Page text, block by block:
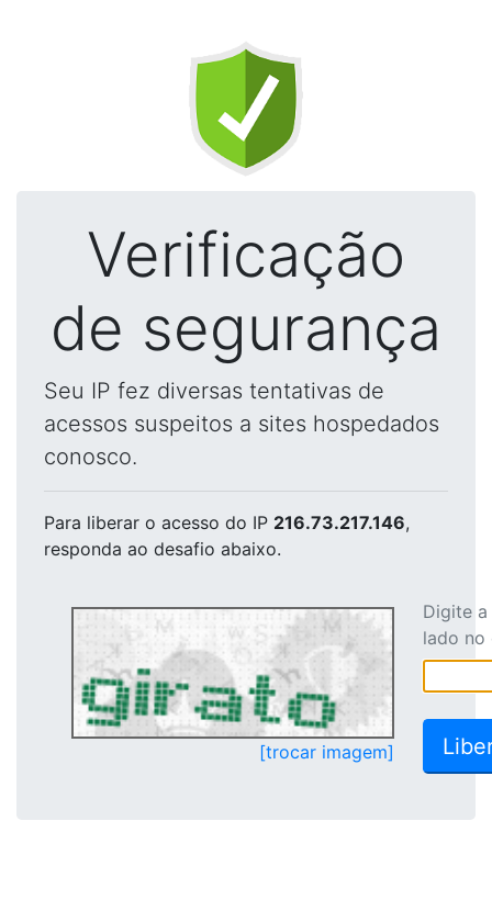
Verificação
de segurança
Seu IP fez diversas tentativas de
acessos suspeitos a sites hospedados
conosco.
Para liberar o acesso do IP 216.73.217.146,
responda ao desafio abaixo.
[trocar imagem]
Digite
lado no